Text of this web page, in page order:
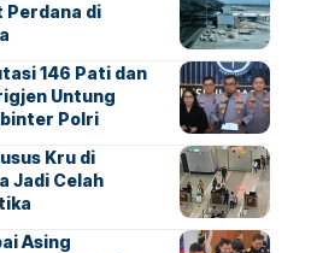
Perdana di
146 Pati dan
Untung
Polri
Kru di
Jadi Celah
Asing